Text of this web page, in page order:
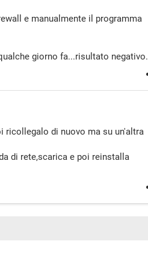
e manualmente il programma
giorno fa...risultato negativo.
ricollegalo di nuovo ma su un'altra
di rete,scarica e poi reinstalla